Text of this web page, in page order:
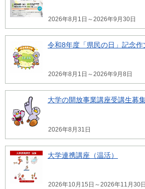
2026年8月1日～2026年9月30日
令和8年度「県民の日」記念
2026年8月1日～2026年9月8日
大学の開放事業講座受講生募
2026年8月31日
大学連携講座（温活）
2026年10月15日～2026年11月30日